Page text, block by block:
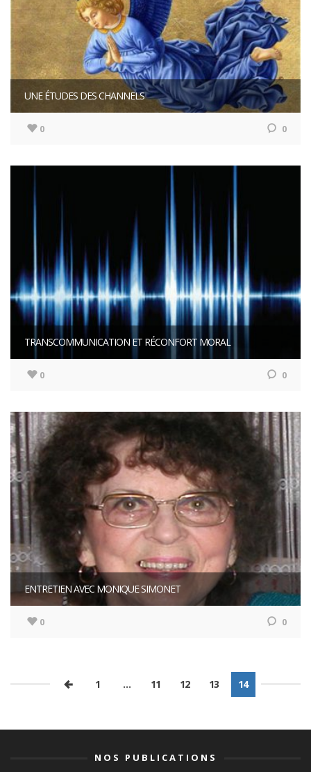
UNE ÉTUDES DES CHANNELS
0 0
TRANSCOMMUNICATION ET RÉCONFORT MORAL
0 0
ENTRETIEN AVEC MONIQUE SIMONET
0 0
1 … 11 12 13 14
NOS PUBLICATIONS